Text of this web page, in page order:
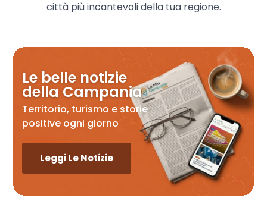
città più incantevoli della tua regione.
Le belle notizie
della Campania
Territorio, turismo e storie
positive ogni giorno
Leggi Le Notizie